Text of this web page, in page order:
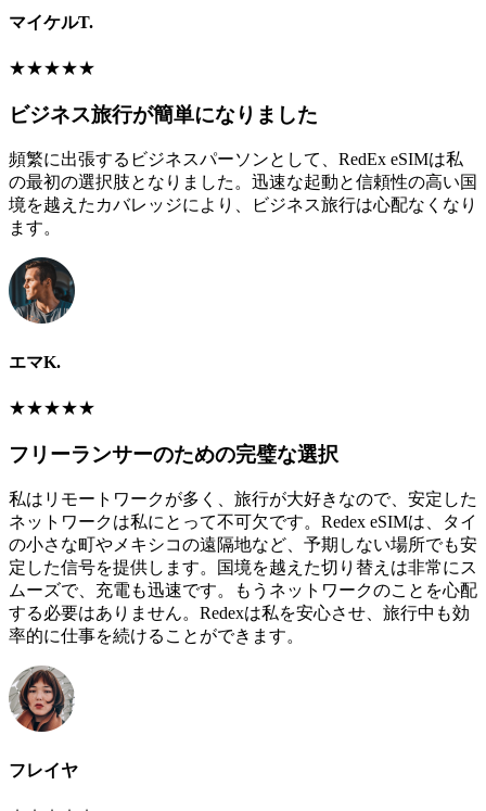
マイケルT.
★★★★★
ビジネス旅行が簡単になりました
頻繁に出張するビジネスパーソンとして、RedEx eSIMは私
の最初の選択肢となりました。迅速な起動と信頼性の高い国
境を越えたカバレッジにより、ビジネス旅行は心配なくなり
ます。
エマK.
★★★★★
フリーランサーのための完璧な選択
私はリモートワークが多く、旅行が大好きなので、安定した
ネットワークは私にとって不可欠です。Redex eSIMは、タイ
の小さな町やメキシコの遠隔地など、予期しない場所でも安
定した信号を提供します。国境を越えた切り替えは非常にス
ムーズで、充電も迅速です。もうネットワークのことを心配
する必要はありません。Redexは私を安心させ、旅行中も効
率的に仕事を続けることができます。
フレイヤ